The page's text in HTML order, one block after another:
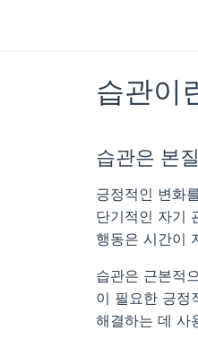
습관이
습관은 본
긍정적인 변화
단기적인 자기
행동은 시간이
습관은 근본적
이 필요한 긍정
해결하는 데 사